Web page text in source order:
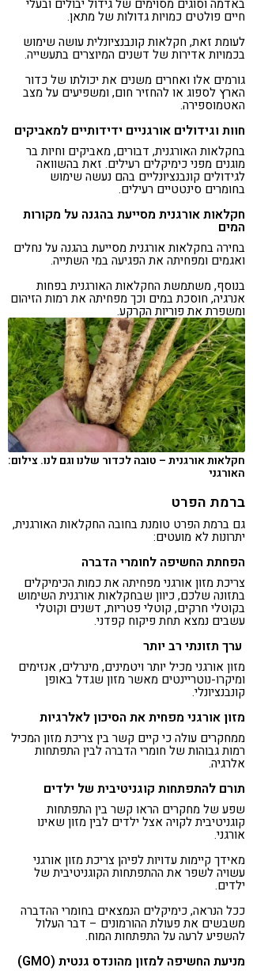
באדמה וסוגים מסוימים של גידול יבולים ובעלי
חיים פולטים כמויות גדולות של מתאן.
לעומת זאת, חקלאות קונבנציונלית עושה שימוש
בכמויות אדירות של דשנים המיוצרים בתעשייה.
גורמים אלו ואחרים משנים את יכולתו של כדור
הארץ לספוג או להחזיר חום, ומשפיעים על מצב
האטמוספירה.
חוות וגידולים אורגניים ידידותיים למאביקים
בחקלאות האורגנית, דבורים, מאביקים וחיות בר
מוגנים מפני כימיקלים רעילים. זאת בהשוואה
לגידולים קונבנציונליים בהם נעשה שימוש
בחומרים סינטטיים רעילים.
חקלאות אורגנית מסייעת בהגנה על מקורות
המים
בחירה בחקלאות אורגנית מסייעת בהגנה על נחלים
ואגמים ומפחיתה את הפגיעה במי השתייה.
בנוסף, משתמשת החקלאות האורגנית בפחות
אנרגיה, חוסכת במים וכך מפחיתה את רמות הזיהום
ומשפרת את פוריות הקרקע.
חקלאות אורגנית – טובה לכדור שלנו וגם לנו. צילום:
האורגני
ברמת הפרט
גם ברמת הפרט טומנת בחובה החקלאות האורגנית,
יתרונות לא מועטים:
הפחתת החשיפה לחומרי הדברה
צריכת מזון אורגני מפחיתה את כמות הכימיקלים
בתזונה שלכם, כיוון שבחקלאות אורגנית השימוש
בקוטלי חרקים, קוטלי פטריות, דשנים וקוטלי
עשבים נמצא תחת פיקוח קפדני.
ערך תזונתי רב יותר
מזון אורגני מכיל יותר ויטמינים, מינרלים, אנזימים
ומיקרו-נוטריינטים מאשר מזון שגדל באופן
קונבנציונלי.
מזון אורגני מפחית את הסיכון לאלרגיות
ממחקרים עולה כי קיים קשר בין צריכת מזון המכיל
רמות גבוהות של חומרי הדברה לבין התפתחות
אלרגיה.
תורם להתפתחות קוגניטיבית של ילדים
שפע של מחקרים הראו קשר בין התפתחות
קוגניטיבית לקויה אצל ילדים לבין מזון שאינו
אורגני.
מאידך קיימות עדויות לפיהן צריכת מזון אורגני
עשויה לשפר את ההתפתחות הקוגניטיבית של
ילדים.
ככל הנראה, כימיקלים הנמצאים בחומרי ההדברה
משבשים את פעולת ההורמונים – דבר העלול
להשפיע לרעה על התפתחות המוח.
מניעת החשיפה למזון מהונדס גנטית (GMO)